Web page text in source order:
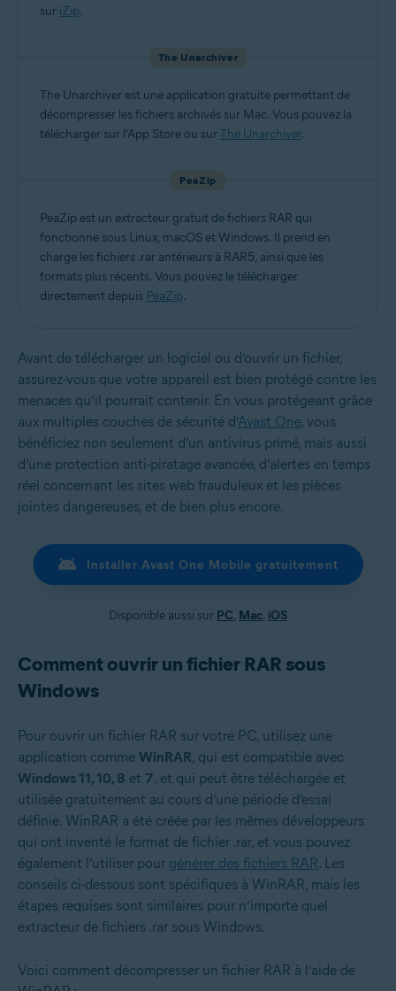
sur iZip.
The Unarchiver
The Unarchiver est une application gratuite permettant de
décompresser les fichiers archivés sur Mac. Vous pouvez la
télécharger sur l’App Store ou surThe Unarchiver.
PeaZip
PeaZip est un extracteur gratuit de fichiers RAR qui
fonctionne sous Linux, macOS et Windows. Il prend en
charge les fichiers .rar antérieurs à RAR5, ainsi que les
formats plus récents. Vous pouvez le télécharger
directement depuis PeaZip.
Avant de télécharger un logiciel ou d’ouvrir un fichier,
assurez-vous que votre appareil est bien protégé contre les
menaces qu’il pourrait contenir. En vous protégeant grâce
aux multiples couches de sécurité d’Avast One, vous
bénéficiez non seulement d’un antivirus primé, mais aussi
d’une protection anti-piratage avancée, d’alertes en temps
réel concernant les sites web frauduleux et les pièces
jointes dangereuses, et de bien plus encore.
Installer Avast One Mobile gratuitement
Disponible aussi sur PC, Mac, iOS
Comment ouvrir un fichier RAR sous
Windows
Pour ouvrir un fichier RAR sur votre PC, utilisez une
application comme WinRAR, qui est compatible avec
Windows 11, 10, 8 et 7, et qui peut être téléchargée et
utilisée gratuitement au cours d’une période d’essai
définie. WinRAR a été créée par les mêmes développeurs
qui ont inventé le format de fichier .rar, et vous pouvez
également l’utiliser pour générer des fichiers RAR. Les
conseils ci-dessous sont spécifiques à WinRAR, mais les
étapes requises sont similaires pour n’importe quel
extracteur de fichiers .rar sous Windows.
Voici comment décompresser un fichier RAR à l’aide de